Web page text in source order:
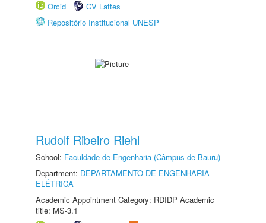
Orcid
CV Lattes
Repositório Institucional UNESP
Rudolf Ribeiro Riehl
School: Faculdade de Engenharia (Câmpus de Bauru)
Department: DEPARTAMENTO DE ENGENHARIA
ELÉTRICA
Academic Appointment Category: RDIDP Academic
title: MS-3.1